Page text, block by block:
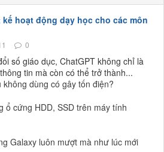
kế hoạt động dạy học cho các môn
0
số giáo dục, ChatGPT không chỉ là
tin mà còn có thể trở thành...
dùng có gây tốn điện?
ổ cứng HDD, SSD trên máy tính
Galaxy luôn mượt mà như lúc mới